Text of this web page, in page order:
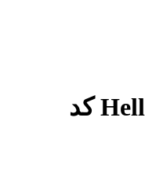
چراغ بی ام و برند Hella کد